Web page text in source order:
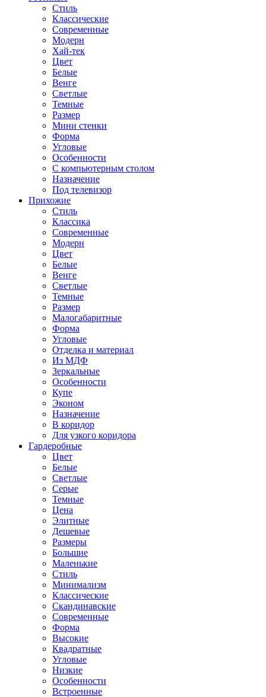
Стиль
Классические
Современные
Модерн
Хай-тек
Цвет
Белые
Венге
Светлые
Темные
Размер
Мини стенки
Форма
Угловые
Особенности
С компьютерным столом
Назначение
Под телевизор
Прихожие
Стиль
Классика
Современные
Модерн
Цвет
Белые
Венге
Светлые
Темные
Размер
Малогабаритные
Форма
Угловые
Отделка и материал
Из МДФ
Зеркальные
Особенности
Купе
Эконом
Назначение
В коридор
Для узкого коридора
Гардеробные
Цвет
Белые
Светлые
Серые
Темные
Цена
Элитные
Дешевые
Размеры
Большие
Маленькие
Стиль
Минимализм
Классические
Скандинавские
Современные
Форма
Высокие
Квадратные
Угловые
Низкие
Особенности
Встроенные